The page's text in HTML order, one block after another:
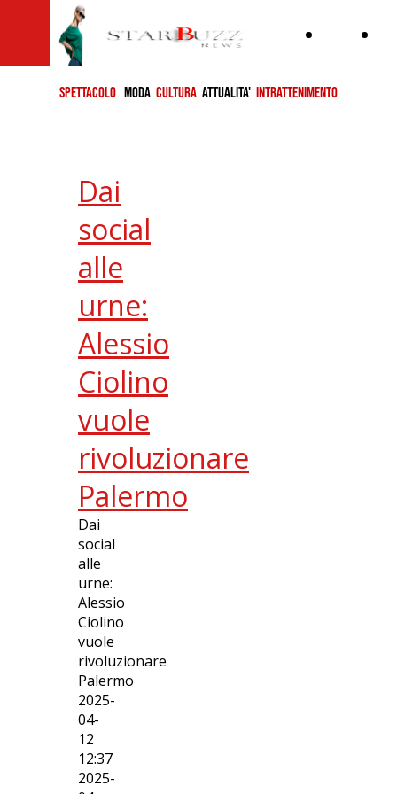
SPETTACOLO MODA CULTURA ATTUALITA' INTRATTENIMENTO
Dai
social
alle
urne:
Alessio
Ciolino
vuole
rivoluzionare
Palermo
Dai
social
alle
urne:
Alessio
Ciolino
vuole
rivoluzionare
Palermo
2025-
04-
12
12:37
2025-